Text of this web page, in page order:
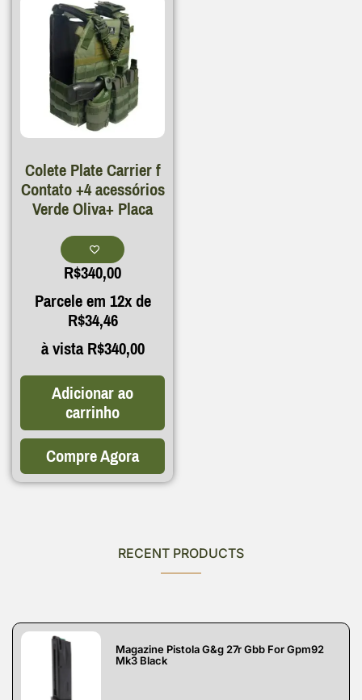
Colete Plate Carrier f
Contato +4 acessórios
Verde Oliva+ Placa
R$340,00
Parcele em 12x de
R$34,46
à vistaR$340,00
Adicionar ao
carrinho
Compre Agora
RECENT PRODUCTS
Magazine Pistola G&g 27r Gbb For Gpm92
Mk3 Black